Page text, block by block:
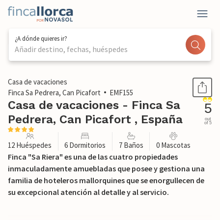
¿A dónde quieres ir?
Añadir destino, fechas, huéspedes
1 / 47
Casa de vacaciones
Finca Sa Pedrera, Can Picafort
EMF155
Casa de vacaciones - Finca Sa
Pedrera, Can Picafort , España
5
out
of 5
12 Huéspedes 6 Dormitorios 7 Baños 0 Mascotas
Finca "Sa Riera" es una de las cuatro propiedades
inmaculadamente amuebladas que posee y gestiona una
familia de hoteleros mallorquines que se enorgullecen de
su excepcional atención al detalle y al servicio.